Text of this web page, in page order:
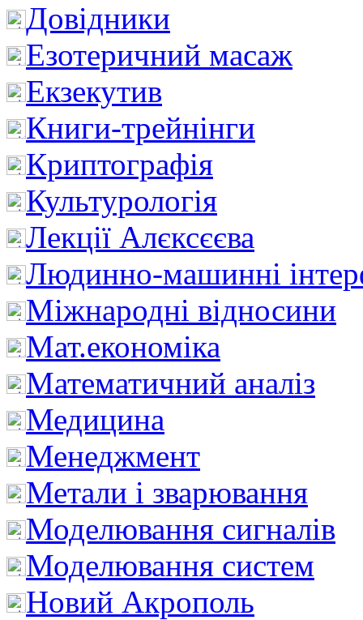
Довідники
Езотеричний масаж
Екзекутив
Книги-трейнінги
Криптографія
Культурологія
Лекції Алєксєєва
Людинно-машинні
Міжнародні відносини
Мат.економіка
Математичний аналіз
Медицина
Менеджмент
Метали і зварювання
Моделювання сигналів
Моделювання систем
Новий Акрополь